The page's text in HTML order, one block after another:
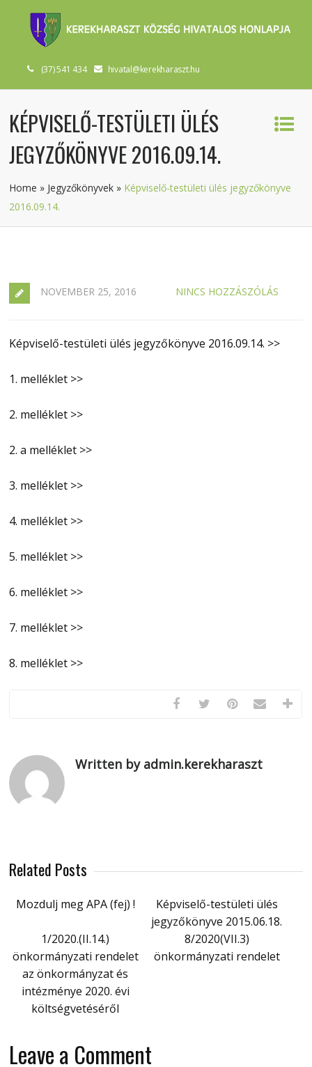
(37) 541 434 hivatal@kerekharaszt.hu
KÉPVISELŐ-TESTÜLETI ÜLÉS
JEGYZŐKÖNYVE 2016.09.14.
Home » Jegyzőkönyvek » Képviselő-testületi ülés jegyzőkönyve
2016.09.14.
NOVEMBER 25, 2016 NINCS HOZZÁSZÓLÁS
Képviselő-testületi ülés jegyzőkönyve 2016.09.14. >>
1. melléklet >>
2. melléklet >>
2. a melléklet >>
3. melléklet >>
4. melléklet >>
5. melléklet >>
6. melléklet >>
7. melléklet >>
8. melléklet >>
Written by admin.kerekharaszt
Related Posts
Mozdulj meg APA (fej) !
Képviselő-testületi ülés
jegyzőkönyve 2015.06.18.
1/2020.(II.14.)
önkormányzati rendelet
az önkormányzat és
intézménye 2020. évi
költségvetéséről
8/2020(VII.3)
önkormányzati rendelet
Leave a Comment